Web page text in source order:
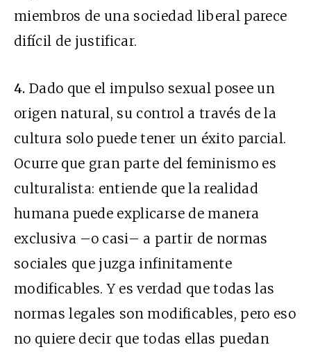
miembros de una sociedad liberal parece
difícil de justificar.
4. Dado que el impulso sexual posee un
origen natural, su control a través de la
cultura solo puede tener un éxito parcial.
Ocurre que gran parte del feminismo es
culturalista: entiende que la realidad
humana puede explicarse de manera
exclusiva –o casi– a partir de normas
sociales que juzga infinitamente
modificables. Y es verdad que todas las
normas legales son modificables, pero eso
no quiere decir que todas ellas puedan